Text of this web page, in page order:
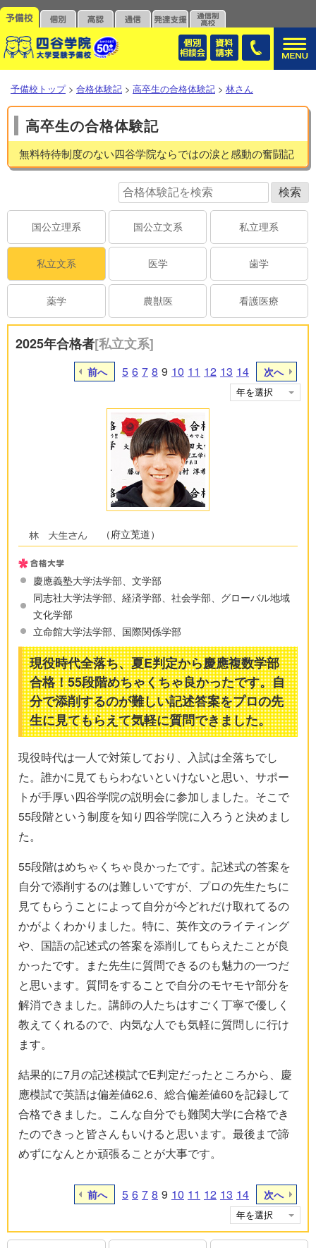
予備校トップ > 合格体験記 > 高卒生の合格体験記 > 林さん
高卒生の合格体験記
無料特待制度のない四谷学院ならではの涙と感動の奮闘記
国公立理系 国公立文系 私立理系
私立文系 医学 歯学
薬学 農獣医 看護医療
2025年合格者[私立文系]
前へ 5 6 7 8 9 10 11 12 13 14 次へ
（府立莵道）
慶應義塾大学法学部、文学部
同志社大学法学部、経済学部、社会学部、グローバル地域
文化学部
立命館大学法学部、国際関係学部
現役時代全落ち、夏E判定から慶應複数学部
合格！55段階めちゃくちゃ良かったです。自
分で添削するのが難しい記述答案をプロの先
生に見てもらえて気軽に質問できました。
現役時代は一人で対策しており、入試は全落ちでし
た。誰かに見てもらわないといけないと思い、サポー
トが手厚い四谷学院の説明会に参加しました。そこで
55段階という制度を知り四谷学院に入ろうと決めまし
た。
55段階はめちゃくちゃ良かったです。記述式の答案を
自分で添削するのは難しいですが、プロの先生たちに
見てもらうことによって自分が今どれだけ取れてるの
かがよくわかりました。特に、英作文のライティング
や、国語の記述式の答案を添削してもらえたことが良
かったです。また先生に質問できるのも魅力の一つだ
と思います。質問をすることで自分のモヤモヤ部分を
解消できました。講師の人たちはすごく丁寧で優しく
教えてくれるので、内気な人でも気軽に質問しに行け
ます。
結果的に7月の記述模試でE判定だったところから、慶
應模試で英語は偏差値62.6、総合偏差値60を記録して
合格できました。こんな自分でも難関大学に合格でき
たのできっと皆さんもいけると思います。最後まで諦
めずになんとか頑張ることが大事です。
前へ 5 6 7 8 9 10 11 12 13 14 次へ